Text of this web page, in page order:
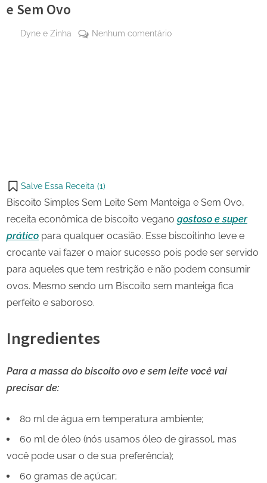
e Sem Ovo
By
Dyne e Zinha Nenhum comentárioem
on
X
Salve Essa Receita (1)
Biscoito Simples Sem Leite Sem Manteiga e Sem Ovo,
receita econômica de biscoito vegano gostoso e super
prático para qualquer ocasião. Esse biscoitinho leve e
crocante vai fazer o maior sucesso pois pode ser servido
para aqueles que tem restrição e não podem consumir
ovos. Mesmo sendo um Biscoito sem manteiga fica
perfeito e saboroso.
Ingredientes
Para a massa do biscoito ovo e sem leite você vai
precisar de:
80 ml de água em temperatura ambiente;
60 ml de óleo (nós usamos óleo de girassol, mas
você pode usar o de sua preferência);
60 gramas de açúcar;